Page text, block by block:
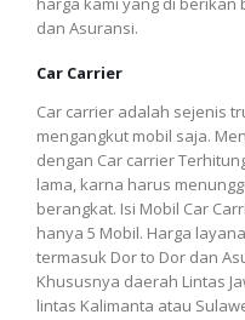
dan Asuransi.
Car Carrier
Car carrier adalah sejenis
mengangkut mobil saja.
dengan Car carrier
lama, karna harus
berangkat. Isi Mobil Car
hanya 5 Mobil. Harga
termasuk Dor to Dor dan
Khususnya daerah Lintas
lintas Kalimanta atau